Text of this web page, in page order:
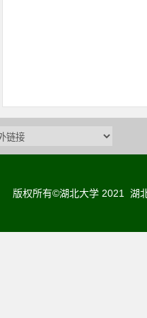
版权所有©湖北大学 2021 湖